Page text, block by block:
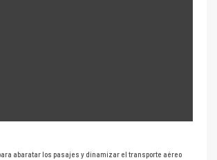
para abaratar los pasajes y dinamizar el transporte aéreo